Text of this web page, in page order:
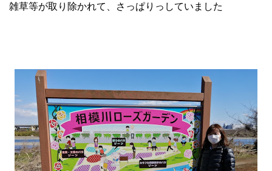
雑草等が取り除かれて、さっぱりっしていました